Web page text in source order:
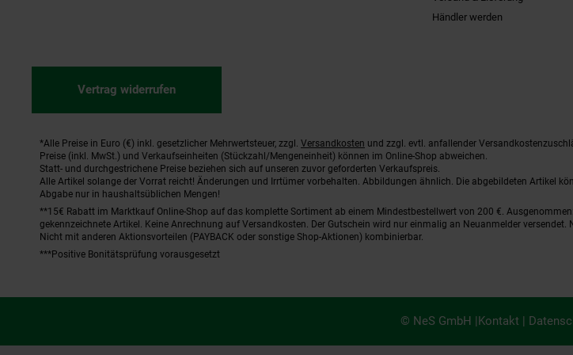
Händler werden
Vertrag widerrufen
Fußnoten
*Alle Preise in Euro (€) inkl. gesetzlicher Mehrwertsteuer, zzgl. Versandkosten und zzgl. evtl. anfallender
Preise (inkl. MwSt.) und Verkaufseinheiten (Stückzahl/Mengeneinheit) können im Online-Shop abweichen.
Statt- und durchgestrichene Preise beziehen sich auf unseren zuvor geforderten Verkaufspreis.
Alle Artikel solange der Vorrat reicht! Änderungen und Irrtümer vorbehalten. Abbildungen ähnlich. Die abgebildeten Artikel
Abgabe nur in haushaltsüblichen Mengen!
**15€ Rabatt im Marktkauf Online-Shop auf das komplette Sortiment ab einem Mindestbestellwert von 200 €.
gekennzeichnete Artikel. Keine Anrechnung auf Versandkosten. Der Gutschein wird nur einmalig an Neuanmelder
Nicht mit anderen Aktionsvorteilen (PAYBACK oder sonstige Shop-Aktionen) kombinierbar.
***Positive Bonitätsprüfung vorausgesetzt
© NeS GmbH |Kontakt |